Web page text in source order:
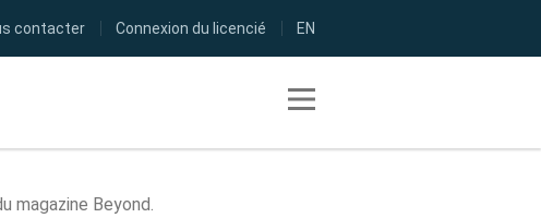
Toggle navigation
contacter Connexion du licencié EN
magazine Beyond.